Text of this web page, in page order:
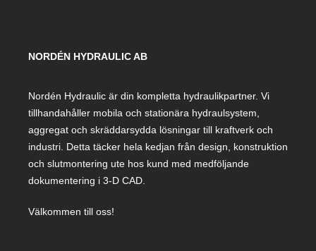
NORDÉN HYDRAULIC AB
Nordén Hydraulic är din kompletta hydraulikpartner. Vi
tillhandahåller mobila och stationära hydraulsystem,
aggregat och skräddarsydda lösningar till kraftverk och
industri. Detta täcker hela kedjan från design, konstruktion
och slutmontering ute hos kund med medföljande
dokumentering i 3-D CAD.
Välkommen till oss!